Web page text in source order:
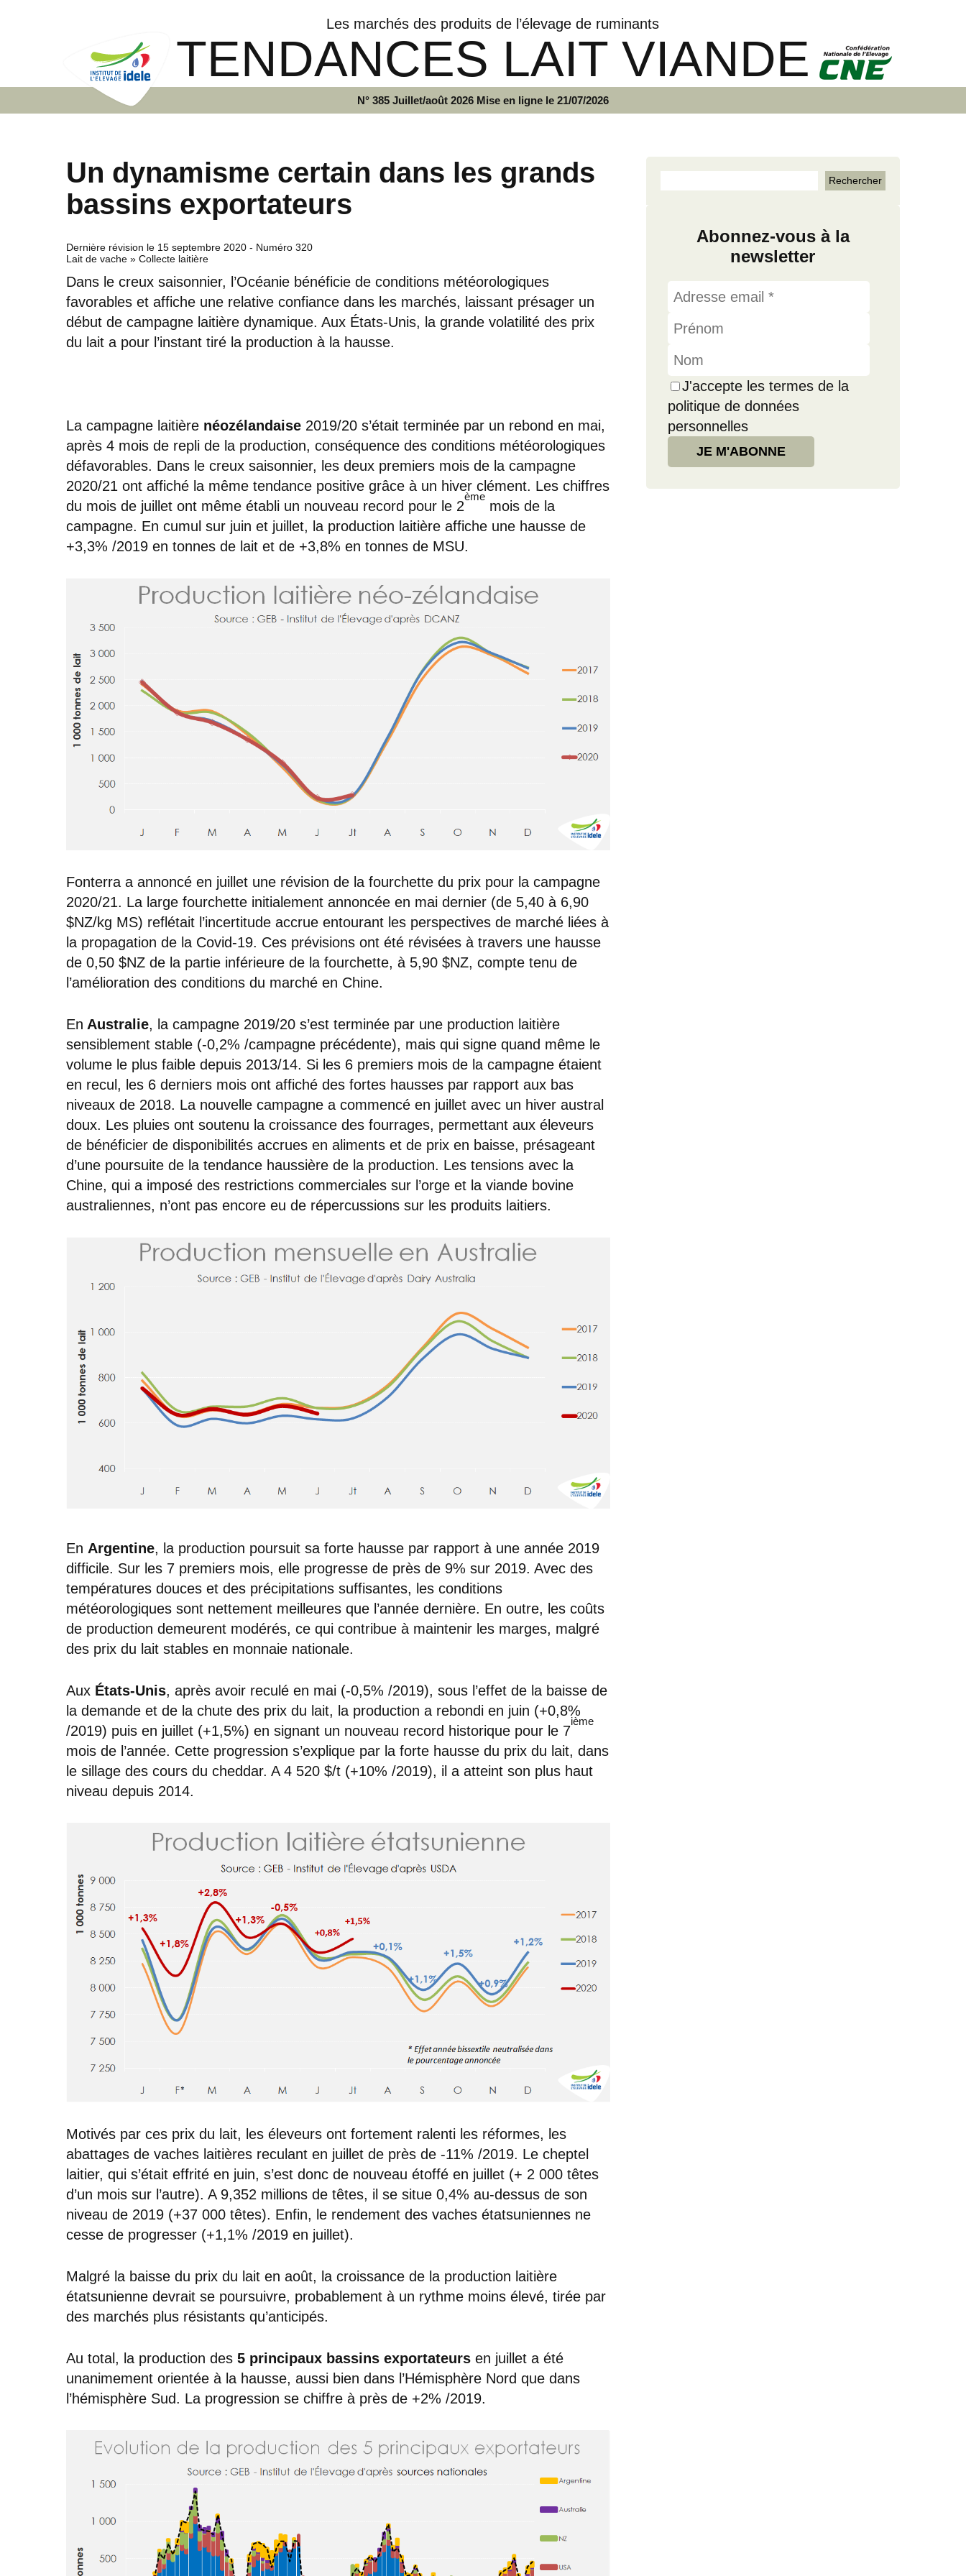
Les marchés des produits de l’élevage de ruminants
TENDANCES LAIT VIANDE
N° 385 Juillet/août 2026 Mise en ligne le 21/07/2026
Un dynamisme certain dans les grands
bassins exportateurs
Dernière révision le 15 septembre 2020 - Numéro 320
Lait de vache » Collecte laitière
Dans le creux saisonnier, l’Océanie bénéficie de conditions météorologiques
favorables et affiche une relative confiance dans les marchés, laissant présager un
début de campagne laitière dynamique. Aux États-Unis, la grande volatilité des prix
du lait a pour l’instant tiré la production à la hausse.
La campagne laitière néozélandaise 2019/20 s’était terminée par un rebond en mai,
après 4 mois de repli de la production, conséquence des conditions météorologiques
défavorables. Dans le creux saisonnier, les deux premiers mois de la campagne
2020/21 ont affiché la même tendance positive grâce à un hiver clément. Les chiffres
du mois de juillet ont même établi un nouveau record pour le 2
ème
mois de la
campagne. En cumul sur juin et juillet, la production laitière affiche une hausse de
+3,3% /2019 en tonnes de lait et de +3,8% en tonnes de MSU.
Fonterra a annoncé en juillet une révision de la fourchette du prix pour la campagne
2020/21. La large fourchette initialement annoncée en mai dernier (de 5,40 à 6,90
$NZ/kg MS) reflétait l’incertitude accrue entourant les perspectives de marché liées à
la propagation de la Covid-19. Ces prévisions ont été révisées à travers une hausse
de 0,50 $NZ de la partie inférieure de la fourchette, à 5,90 $NZ, compte tenu de
l’amélioration des conditions du marché en Chine.
En Australie, la campagne 2019/20 s’est terminée par une production laitière
sensiblement stable (-0,2% /campagne précédente), mais qui signe quand même le
volume le plus faible depuis 2013/14. Si les 6 premiers mois de la campagne étaient
en recul, les 6 derniers mois ont affiché des fortes hausses par rapport aux bas
niveaux de 2018. La nouvelle campagne a commencé en juillet avec un hiver austral
doux. Les pluies ont soutenu la croissance des fourrages, permettant aux éleveurs
de bénéficier de disponibilités accrues en aliments et de prix en baisse, présageant
d’une poursuite de la tendance haussière de la production. Les tensions avec la
Chine, qui a imposé des restrictions commerciales sur l’orge et la viande bovine
australiennes, n’ont pas encore eu de répercussions sur les produits laitiers.
En Argentine, la production poursuit sa forte hausse par rapport à une année 2019
difficile. Sur les 7 premiers mois, elle progresse de près de 9% sur 2019. Avec des
températures douces et des précipitations suffisantes, les conditions
météorologiques sont nettement meilleures que l’année dernière. En outre, les coûts
de production demeurent modérés, ce qui contribue à maintenir les marges, malgré
des prix du lait stables en monnaie nationale.
Aux États-Unis, après avoir reculé en mai (-0,5% /2019), sous l’effet de la baisse de
la demande et de la chute des prix du lait, la production a rebondi en juin (+0,8%
/2019) puis en juillet (+1,5%) en signant un nouveau record historique pour le 7
ième
mois de l’année. Cette progression s’explique par la forte hausse du prix du lait, dans
le sillage des cours du cheddar. A 4 520 $/t (+10% /2019), il a atteint son plus haut
niveau depuis 2014.
Motivés par ces prix du lait, les éleveurs ont fortement ralenti les réformes, les
abattages de vaches laitières reculant en juillet de près de -11% /2019. Le cheptel
laitier, qui s’était effrité en juin, s’est donc de nouveau étoffé en juillet (+ 2 000 têtes
d’un mois sur l’autre). A 9,352 millions de têtes, il se situe 0,4% au-dessus de son
niveau de 2019 (+37 000 têtes). Enfin, le rendement des vaches étatsuniennes ne
cesse de progresser (+1,1% /2019 en juillet).
Malgré la baisse du prix du lait en août, la croissance de la production laitière
étatsunienne devrait se poursuivre, probablement à un rythme moins élevé, tirée par
des marchés plus résistants qu’anticipés.
Au total, la production des 5 principaux bassins exportateurs en juillet a été
unanimement orientée à la hausse, aussi bien dans l’Hémisphère Nord que dans
l’hémisphère Sud. La progression se chiffre à près de +2% /2019.
Abonnez-vous à la
newsletter
J'accepte les termes de la
politique de données
personnelles